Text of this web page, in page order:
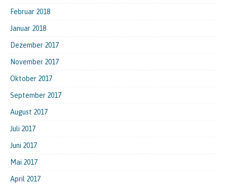
Februar 2018
Januar 2018
Dezember 2017
November 2017
Oktober 2017
September 2017
August 2017
Juli 2017
Juni 2017
Mai 2017
April 2017